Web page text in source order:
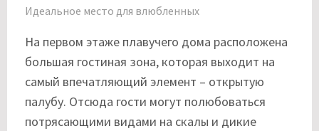
Идеальное место для влюбленных
На первом этаже плавучего дома расположена
большая гостиная зона, которая выходит на
самый впечатляющий элемент – открытую
палубу. Отсюда гости могут полюбоваться
потрясающими видами на скалы и дикие